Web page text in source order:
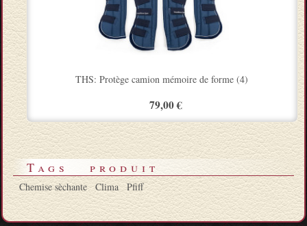
THS: Protège camion mémoire de forme (4)
79,00 €
Tags produit
Chemise sèchante Clima Pfiff